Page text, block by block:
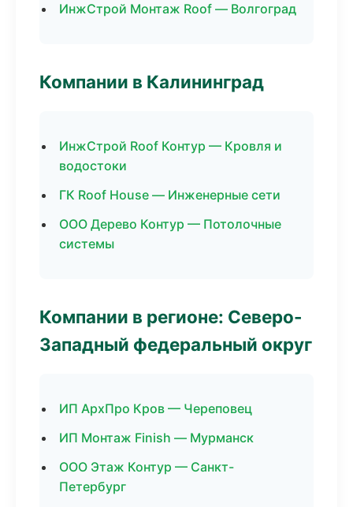
ИнжСтрой Монтаж Roof — Волгоград
Компании в Калининград
ИнжСтрой Roof Контур — Кровля и
водостоки
ГК Roof House — Инженерные сети
ООО Дерево Контур — Потолочные
системы
Компании в регионе: Северо-
Западный федеральный округ
ИП АрхПро Кров — Череповец
ИП Монтаж Finish — Мурманск
ООО Этаж Контур — Санкт-
Петербург